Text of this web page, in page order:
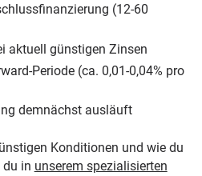
(12-60
aktuell günstigen Zinsen
Periode (ca. 0,01-0,04% pro
demnächst ausläuft
Konditionen und wie du
du in unserem spezialisierten